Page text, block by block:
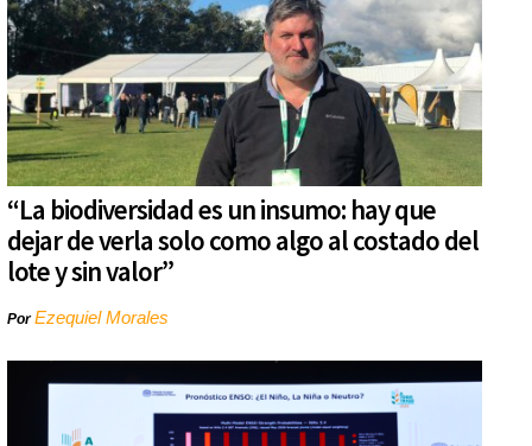
“La biodiversidad es un insumo: hay que
dejar de verla solo como algo al costado del
lote y sin valor”
PorEzequiel Morales